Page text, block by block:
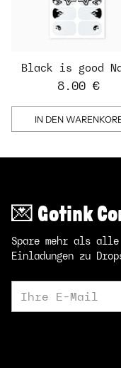
Black is good
Strips
8.00 €
IN DEN
💌 Gotink
Spare mehr als
Einladungen zu
E-